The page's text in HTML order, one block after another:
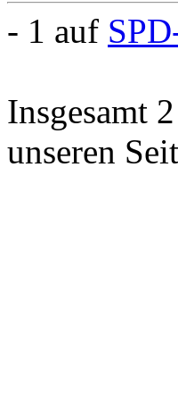
- 1 auf
Insgesamt
unseren